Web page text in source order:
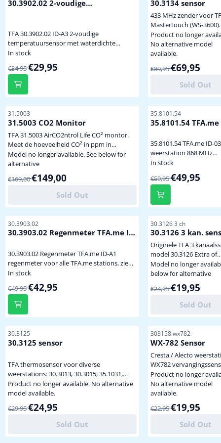
max waarden tijd van
zonsopkomst en
zonsondergang voor
Euopese steden d...
30.3902.02 2-voudige
TFA 30.3902.02 ID-A3 2-voudige
temperatuursensor met waterdichte
kabelsensor 868 MHz voor de meting van
de temperatuur (binnen of buiten) en
gelijktijdige temperatuurmeting van de
koelkast of het aquarium/terrarium
kabelsensor ca. 2 m meegeleverd
afwisselende weergave van de
compatibel met het TFA.me-systeem ...
In stock
From 34,95 for 29,95
€34,95€29,95
30.3134 sensor
433 MHz zender voor
Mastertouch (WS-3600)
weerstation inclusief
bevestigingsmateriaal
beschermkap exclusief
batterijen (model C, 2x
benodigd, zie
Product no longer
No alternative model
available.
From 89,95 for
€89,95€69,95
Sold Out
Item number
31.5003
31.5003 CO2 Monitor
TFA 31.5003 AirCO2ntrol Life CO² montor.
Meet de hoeveelheid CO² in ppm in
kantoor, publieke ruimte, klaslokaal,
kinderdagverblijf of in huis. Tevens wordt
de binnentemperatuur en luchtvochtigheid
weergegeven op het duidelijk afleesbare
luchtkwaliteit sterk achteruit gaan door
schadelijke dampe...
Model no longer available. See below for
alternative
From 169,00 for 149,00
€169,00€149,00
Sold Out
Item number
35.8101.54
35.8101.54
35.8101.54 TFA.me ID-
weerstation 868 MHz
professionele
online weerdienst
voor 1 tot 4 dagen via
gedetailleerde
40 verschillende
weersymbolen en -
pictogrammen
waarschuwingsfunctie
stormen, zware
hitte of hoge UV-
binnentemperatuur en
In stock
From 59,95 for
€59,95€49,95
Item number
30.3903.02
30.3903.02 Regenmeter TFA.me ID-
30.3903.02 Regenmeter TFA.me ID-A1
regenmeter voor alle TFA.me stations, zie
hieronder levering excl. batterijen (2 x AA
benodigd, zie hieronder)
In stock
From 49,95 for 42,95
€49,95€42,95
Item number
30.3126 3 ch
30.3126 3 kan.
Originele TFA 3
model 30.3126 Extra of
vervangings
diverse modellen,
tot -20 graden ! : Weergave van
buitentemperatuur en
luchtvochtigheid Meet ook
strenge vorst, tot -25
Zendbereik max. 30
vrije omgeving Extra remote
sensor geschikt als voor
diverse modellen
Model no longer
below for alternative
From 24,95 for
€24,95€19,95
Sold Out
Item number
30.3125
30.3125 sensor
TFA thermosensor voor diverse
weerstations: 30.3013, 30.3015, 35.1031,
35.1033, 35.1036, 35.1040, 35.1045 LET OP :
deze sensor werkt niet op de Sinus, Nexus
en NX Pro weerstations tevens,
vervangingingssensor voor de La Crosse TX-
3TH, volledig compatible ! tevens,
vervangingingssensor voor de La Crosse TX-
4, alléén 43...
Product no longer available. No alternative
model available.
From 29,95 for 24,95
€29,95€24,95
Sold Out
Item number
303158 wx782
WX-782 Sensor
Cresta / Alecto
WX782 vervangingssensor Incl.
batterijen
Product no longer
No alternative model
available.
From 22,95 for
€22,95€19,95
Sold Out